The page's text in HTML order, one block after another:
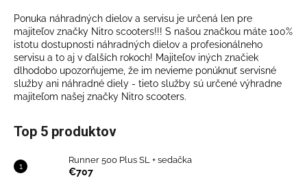
Ponuka náhradných dielov a servisu je určená len pre
majiteľov značky Nitro scooters!!! S našou značkou máte 100%
istotu dostupnosti náhradných dielov a profesionálneho
servisu a to aj v ďalších rokoch! Majiteľov iných značiek
dlhodobo upozorňujeme, že im nevieme ponúknuť servisné
služby ani náhradné diely - tieto služby sú určené výhradne
majiteľom našej značky Nitro scooters.
Top 5 produktov
Runner 500 Plus SL + sedačka
€707